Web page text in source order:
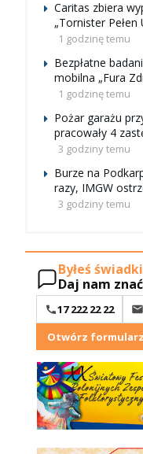
Caritas zbiera
„Tornister Pełen
1 godzinę temu
Bezpłatne
mobilna „Fura
1 godzinę temu
Pożar garażu
pracowały 4
3 godziny temu
Burze na
razy, IMGW
3 godziny temu
Byłeś
Daj nam
17 222 22 22
Otwórz formularz